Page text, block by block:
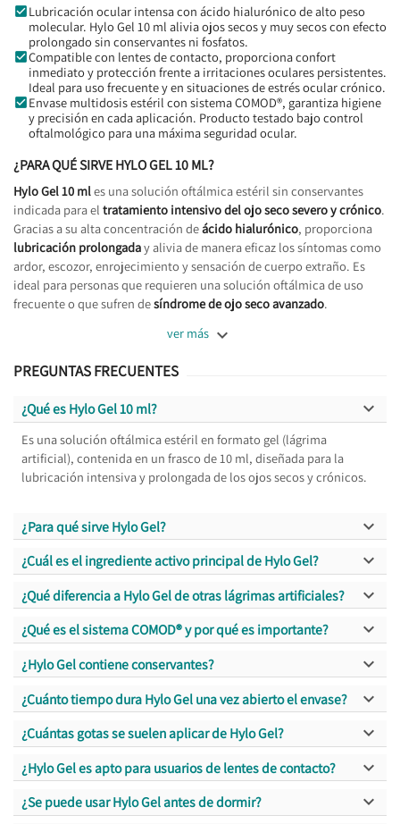
Lubricación ocular intensa con ácido hialurónico de alto peso
molecular. Hylo Gel 10 ml alivia ojos secos y muy secos con efecto
prolongado sin conservantes ni fosfatos.
Compatible con lentes de contacto, proporciona confort
inmediato y protección frente a irritaciones oculares persistentes.
Ideal para uso frecuente y en situaciones de estrés ocular crónico.
Envase multidosis estéril con sistema COMOD®, garantiza higiene
y precisión en cada aplicación. Producto testado bajo control
oftalmológico para una máxima seguridad ocular.
¿PARA QUÉ SIRVE HYLO GEL 10 ML?
Hylo Gel 10 mles una solución oftálmica estéril sin conservantes
indicada para el tratamiento intensivo del ojo seco severo y crónico.
Gracias a su alta concentración deácido hialurónico, proporciona
lubricación prolongaday alivia de manera eficaz los síntomas como
ardor, escozor, enrojecimiento y sensación de cuerpo extraño. Es
ideal para personas que requieren una solución oftálmica de uso
frecuente o que sufren desíndrome de ojo seco avanzado.
ver más 
PREGUNTAS FRECUENTES
¿Qué es Hylo Gel 10 ml? 
Es una solución oftálmica estéril en formato gel (lágrima
artificial), contenida en un frasco de 10 ml, diseñada para la
lubricación intensiva y prolongada de los ojos secos y crónicos.
¿Para qué sirve Hylo Gel? 
¿Cuál es el ingrediente activo principal de Hylo Gel? 
¿Qué diferencia a Hylo Gel de otras lágrimas artificiales? 
¿Qué es el sistema COMOD® y por qué es importante? 
¿Hylo Gel contiene conservantes? 
¿Cuánto tiempo dura Hylo Gel una vez abierto el envase? 
¿Cuántas gotas se suelen aplicar de Hylo Gel? 
¿Hylo Gel es apto para usuarios de lentes de contacto? 
¿Se puede usar Hylo Gel antes de dormir? 